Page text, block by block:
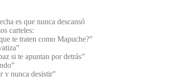
es que nunca descansó
carteles:
te traten como Mapuche?”
si te apuntan por detrás”
y nunca desistir”